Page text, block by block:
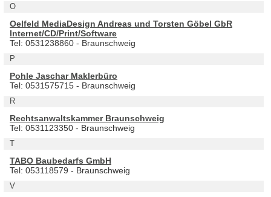
O
Oelfeld MediaDesign Andreas und Torsten Göbel GbR
Internet/CD/Print/Software
Tel: 0531238860 - Braunschweig
P
Pohle Jaschar Maklerbüro
Tel: 0531575715 - Braunschweig
R
Rechtsanwaltskammer Braunschweig
Tel: 0531123350 - Braunschweig
T
TABO Baubedarfs GmbH
Tel: 053118579 - Braunschweig
V